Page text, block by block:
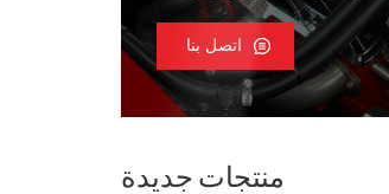
اتصل بنا
منتجات جديدة